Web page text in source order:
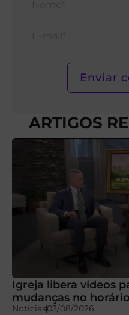
ARTIGOS
Igreja libera vídeos
mudanças no
Notícias03/08/2026